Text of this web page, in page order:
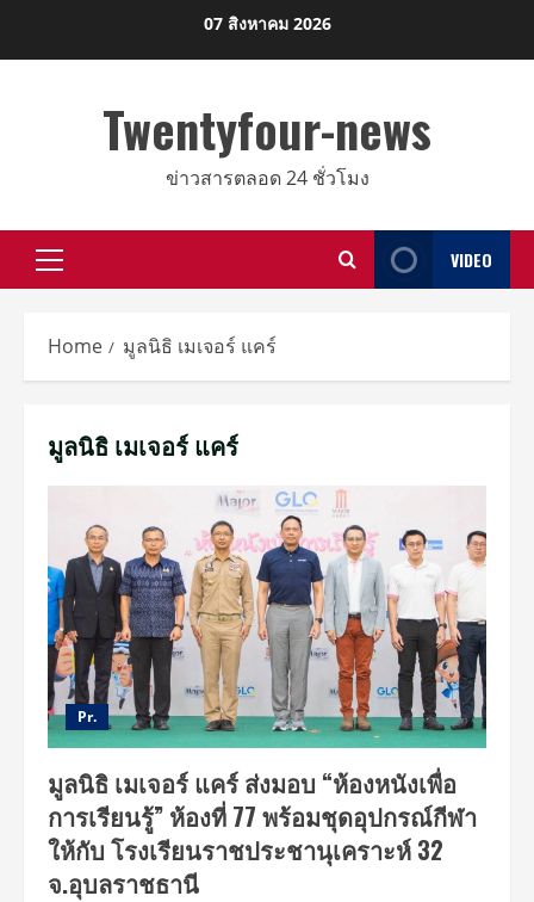
07 สิงหาคม 2026
Twentyfour-news
ข่าวสารตลอด 24 ชั่วโมง
Primary
VIDEO
Home มูลนิธิ เมเจอร์ แคร์
มูลนิธิ เมเจอร์ แคร์
Pr.
มูลนิธิ เมเจอร์ แคร์ ส่งมอบ “ห้องหนังเพื่อ
การเรียนรู้” ห้องที่ 77 พร้อมชุดอุปกรณ์กีฬา
ให้กับ โรงเรียนราชประชานุเคราะห์ 32
จ.อุบลราชธานี